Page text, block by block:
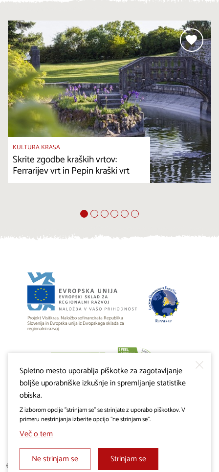
KULTURA KRASA
Skrite zgodbe kraških vrtov:
Ferrarijev vrt in Pepin kraški vrt
Projekt Visitkras. Naložbo sofinancirata Republika
Slovenija in Evropska unija iz Evropskega sklada za
regionalni razvoj.
© 2019 - 2026 visitkras.info. Vse pravice pridržane.
Spletno mesto uporablja piškotke za zagotavljanje
boljše uporabniške izkušnje in spremljanje statistike
obiska.
Z izborom opcije "strinjam se" se strinjate z uporabo piškotkov. V
primeru nestrinjanja izberite opcijo "ne strinjam se".
Več o tem
Ne strinjam se
Strinjam se